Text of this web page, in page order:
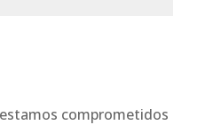
comprometidos